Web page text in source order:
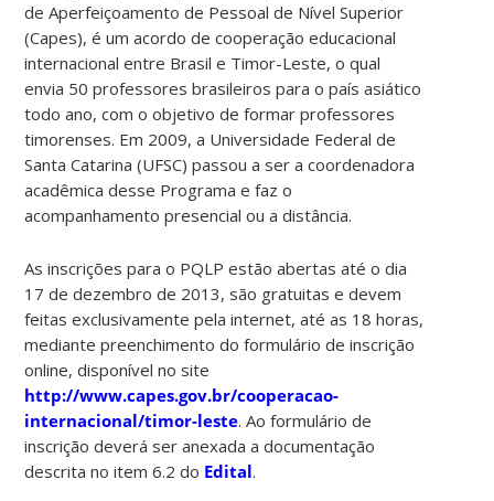
de Aperfeiçoamento de Pessoal de Nível Superior
(Capes), é um acordo de cooperação educacional
internacional entre Brasil e Timor-Leste, o qual
envia 50 professores brasileiros para o país asiático
todo ano, com o objetivo de formar professores
timorenses. Em 2009, a Universidade Federal de
Santa Catarina (UFSC) passou a ser a coordenadora
acadêmica desse Programa e faz o
acompanhamento presencial ou a distância.
As inscrições para o PQLP estão abertas até o dia
17 de dezembro de 2013, são gratuitas e devem
feitas exclusivamente pela internet, até as 18 horas,
mediante preenchimento do formulário de inscrição
online, disponível no site
http://www.capes.gov.br/cooperacao-
internacional/timor-leste. Ao formulário de
inscrição deverá ser anexada a documentação
descrita no item 6.2 do Edital.